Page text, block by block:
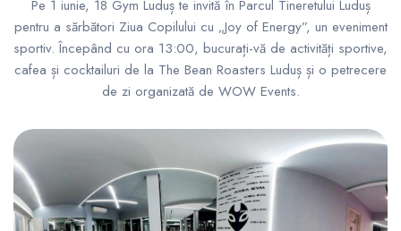
Pe 1 iunie, 18 Gym Luduș te invită în Parcul Tineretului Luduș
pentru a sărbători Ziua Copilului cu „Joy of Energy”, un eveniment
sportiv. Începând cu ora 13:00, bucurați-vă de activități sportive,
cafea și cocktailuri de la The Bean Roasters Luduș și o petrecere
de zi organizată de WOW Events.